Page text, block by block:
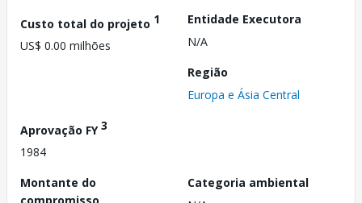
Custo total do projeto 1
US$ 0.00 milhões
Entidade Executora
N/A
Região
Europa e Ásia Central
Aprovação FY3
1984
Montante do
Categoria ambiental